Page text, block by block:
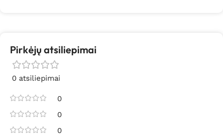
Pirkėjų atsiliepimai
0 atsiliepimai
0
0
0